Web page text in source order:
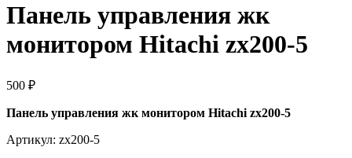
Панель управления жк
монитором Hitachi zx200-5
500 ₽
Панель управления жк монитором Hitachi zx200-5
Артикул: zx200-5